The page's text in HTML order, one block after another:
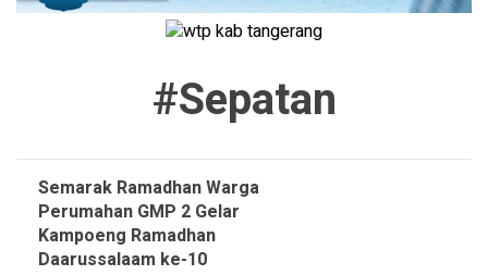
#sepatan
Semarak Ramadhan Warga
Perumahan GMP 2 Gelar
Kampoeng Ramadhan
Daarussalaam ke-10